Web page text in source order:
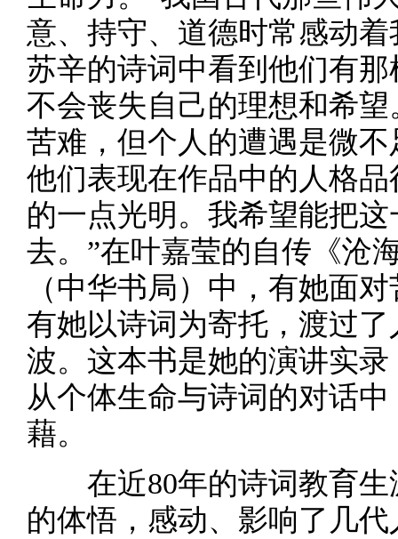
意、持守、道德时常感动
苏辛的诗词中看到他们有
不会丧失自己的理想和希
苦难，但个人的遭遇是微
他们表现在作品中的人格
的一点光明。我希望能把
去。”在叶嘉莹的自传《沧
（中华书局）中，有她面
有她以诗词为寄托，渡过
波。这本书是她的演讲实
从个体生命与诗词的对话
藉。
在近80年的诗词教育生
的体悟，感动、影响了几